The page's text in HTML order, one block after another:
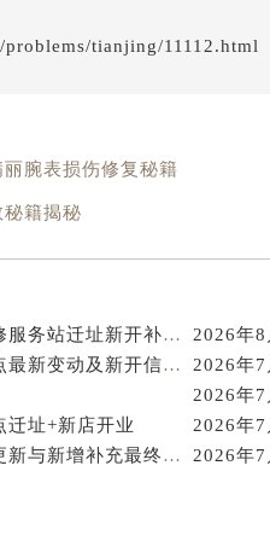
路137号亨得利名表维修授权
路83号亨得利名表维修授权
临河区新华街百达翡丽售后服
东胜区伊金霍洛街百达翡丽售
海拉尔区中央街百达翡丽售
沁区明仁大街百达翡丽售后
湾区人民南路百达翡丽售后
集宁区恩和大街百达翡丽售
tianjing/11112.html
腕表损伤修复秘籍
籍揭秘
2026年8月百达翡丽官方保养中心及维修服务站迁址新开补充总览文本发布
2026年
2026年8月百达翡丽官方维修中心保养点最新变动及新开信息文件
迁址+新店开业
2026年7
2026年7月百达翡丽官方售后网点地址更新与新增补充最终一览